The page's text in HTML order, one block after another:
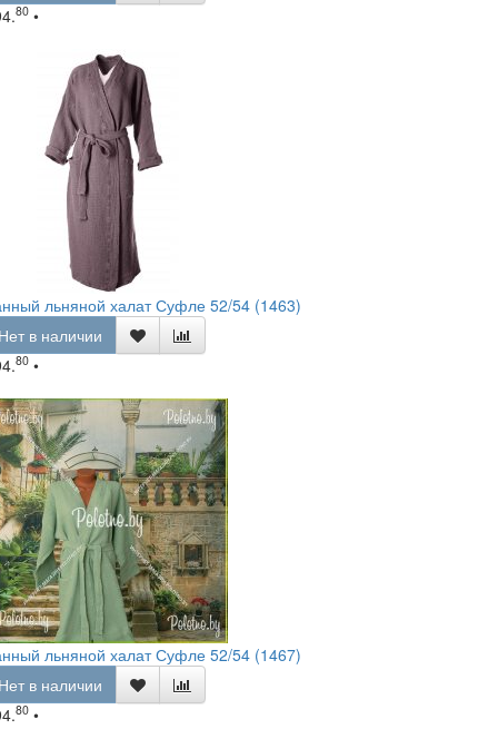
80 •
льняной халат Суфле 52/54 (1463)
в наличии
80 •
льняной халат Суфле 52/54 (1467)
в наличии
80 •